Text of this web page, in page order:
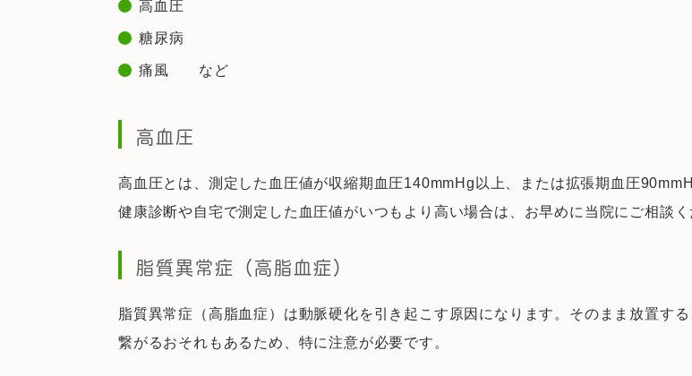
高血圧
糖尿病
痛風 など
高血圧
高血圧とは、測定した血圧値が収縮期血圧140mmHg以上、または拡張期血圧
健康診断や自宅で測定した血圧値がいつもより高い場合は、お早めに当院にご相談く
脂質異常症（高脂血症）
脂質異常症（高脂血症）は動脈硬化を引き起こす原因になります。そのまま放置す
繋がるおそれもあるため、特に注意が必要です。